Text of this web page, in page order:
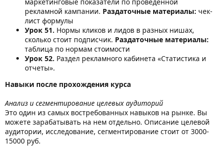
рекламной кампании. Раздаточные материалы: чек-
лист формулы
Урок 51. Нормы кликов и лидов в разных нишах,
сколько стоит подписчик. Раздаточные материалы:
таблица по нормам стоимости
Урок 52. Раздел рекламного кабинета «Статистика и
отчеты».
Навыки после прохождения курса
Анализ и сегментирование целевых аудиторий
Это один из самых востребованных навыков на рынке. Вы
можете зарабатывать на нем отдельно. Описание целевой
аудитории, исследование, сегментирование стоит от 3000-
15000 руб.